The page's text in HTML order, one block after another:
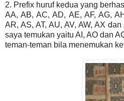
2. Prefix huruf kedua yang
AA, AB, AC, AD, AE, AF, AG,
AR, AS, AT, AU, AV, AW, AX
saya temukan yaitu AI, AO dan
teman-teman bila menemukan